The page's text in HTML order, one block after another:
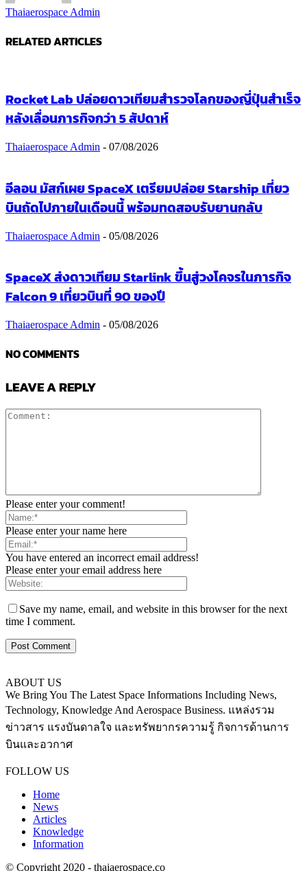
Thaiaerospace Admin
RELATED ARTICLES
Rocket Lab ปล่อยดาวเทียมสำรวจโลกของญี่ปุ่นสำเร็จ
หลังเลื่อนภารกิจกว่า 5 สัปดาห์
Thaiaerospace Admin - 07/08/2026
อีลอน มัสก์เผย SpaceX เตรียมปล่อย Starship เที่ยว
บินถัดไปภายในเดือนนี้ พร้อมทดสอบรับยานกลับ
Thaiaerospace Admin - 05/08/2026
SpaceX ส่งดาวเทียม Starlink ขึ้นสู่วงโคจรในภารกิจ
Falcon 9 เที่ยวบินที่ 90 ของปี
Thaiaerospace Admin - 05/08/2026
NO COMMENTS
LEAVE A REPLY
Please enter your comment!
Please enter your name here
You have entered an incorrect email address!
Please enter your email address here
Save my name, email, and website in this browser for the next
time I comment.
ABOUT US
We Bring You The Latest Space Informations Including News,
Technology, Knowledge And Aerospace Business. แหล่งรวม
ข่าวสาร แรงบันดาลใจ และทรัพยากรความรู้ กิจการด้านการ
บินและอวกาศ
FOLLOW US
Home
News
Articles
Knowledge
Information
© Copyright 2020 - thaiaerospace.co